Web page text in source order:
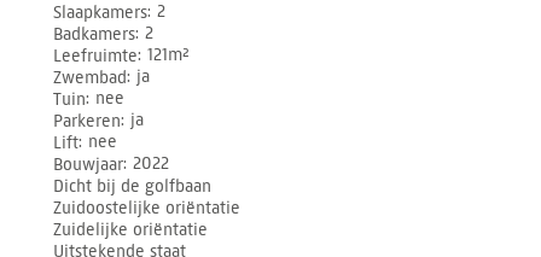
Slaapkamers 2
Badkamers 2
Leefruimte 121m²
Zwembad ja
Tuin nee
Parkeren ja
Lift nee
Bouwjaar 2022
Dicht bij de golfbaan
Zuidoostelijke oriëntatie
Zuidelijke oriëntatie
Uitstekende staat